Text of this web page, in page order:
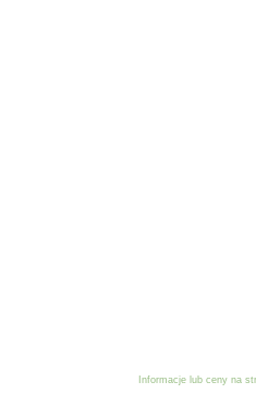
Informacje lub ceny na